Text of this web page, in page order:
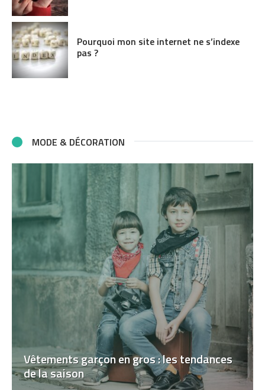
Pourquoi mon site internet ne s’indexe
pas ?
MODE & DÉCORATION
Vêtements garçon en gros : les tendances
de la saison